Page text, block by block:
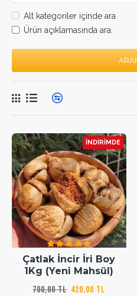
Alt kategoriler içinde ara
Ürün açıklamasında ara.
İNDIRIMDE
Çatlak İncir İri Boy
1Kg (Yeni Mahsül)
420,00 TL
700,00 TL